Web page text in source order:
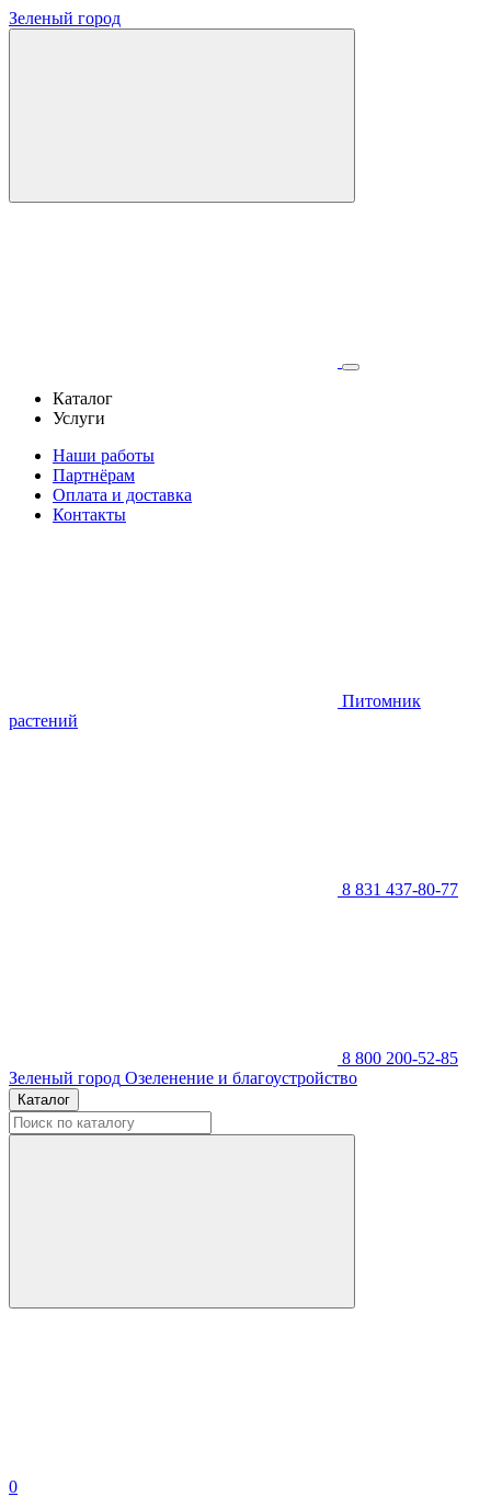
Зеленый город
Каталог
Услуги
Наши работы
Партнёрам
Оплата и доставка
Контакты
Питомник
растений
8 831 437-80-77
8 800 200-52-85
Зеленый город Озеленение и благоустройство
Каталог
0